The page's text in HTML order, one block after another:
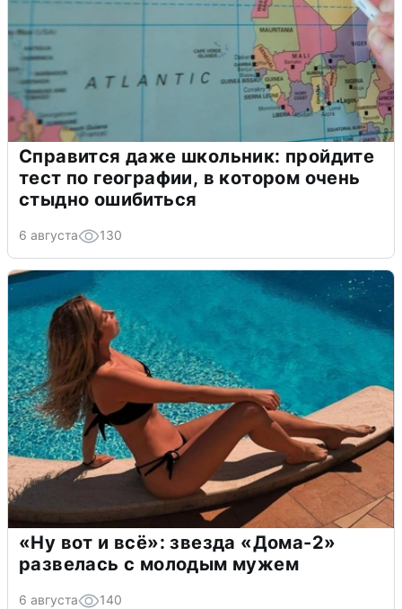
Справится даже школьник: пройдите
тест по географии, в котором очень
стыдно ошибиться
6 августа 130
«Ну вот и всё»: звезда «Дома-2»
развелась с молодым мужем
6 августа 140